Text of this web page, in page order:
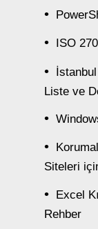
ISO
Liste ve
Siteleri
Excel
Rehber